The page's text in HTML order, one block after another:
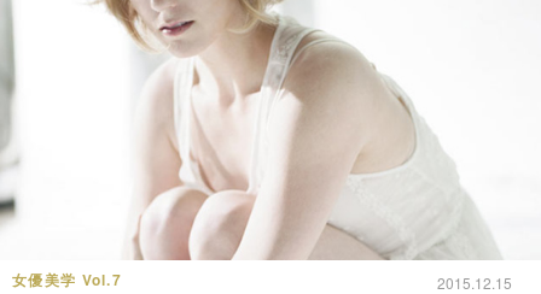
女優美学 Vol.7 2015.12.15